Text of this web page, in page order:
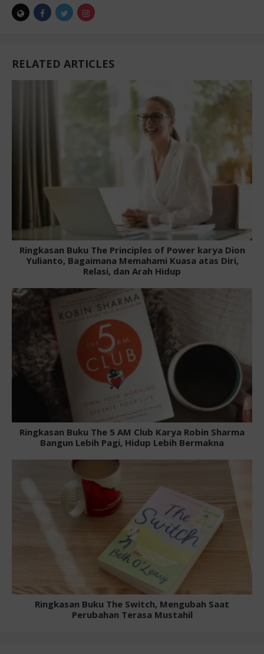
RELATED ARTICLES
Ringkasan Buku The Principles of Power karya Dion
Yulianto, Bagaimana Memahami Kuasa atas Diri,
Relasi, dan Arah Hidup
Ringkasan Buku The 5 AM Club Karya Robin Sharma
Bangun Lebih Pagi, Hidup Lebih Bermakna
Ringkasan Buku The Switch, Mengubah Saat
Perubahan Terasa Mustahil